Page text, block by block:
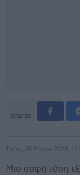
shares
Τρίτη, 26 Μαΐου 2026,
Μια σαφή τάση